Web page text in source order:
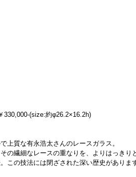
330,000-(size:約φ26.2×16.2h)
上質な有永浩太さんのレースガラス。
の繊細なレースの重なりを、よりはっき
この技法には閉ざされた深い歴史があり